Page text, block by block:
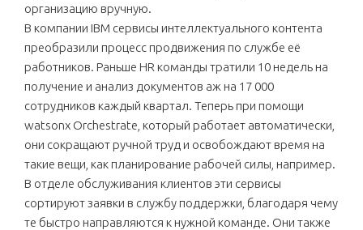
организацию вручную.
В компании IBM сервисы интеллектуального контента
преобразили процесс продвижения по службе её
работников. Раньше HR команды тратили 10 недель на
получение и анализ документов аж на 17 000
сотрудников каждый квартал. Теперь при помощи
watsonx Orchestrate, который работает автоматически,
они сокращают ручной труд и освобождают время на
такие вещи, как планирование рабочей силы, например.
В отделе обслуживания клиентов эти сервисы
сортируют заявки в службу поддержки, благодаря чему
те быстро направляются к нужной команде. Они также